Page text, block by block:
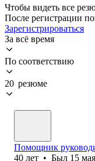
Чтобы видеть все
После регистрации
Зарегистрироваться
За всё время
По соответствию
20 резюме
Помощник
40 лет • Был 15 мая